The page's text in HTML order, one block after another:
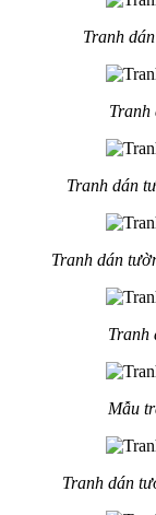
Tranh
Tranh
Tranh dán
Tranh dán
Tranh
Mẫu
Tranh dán